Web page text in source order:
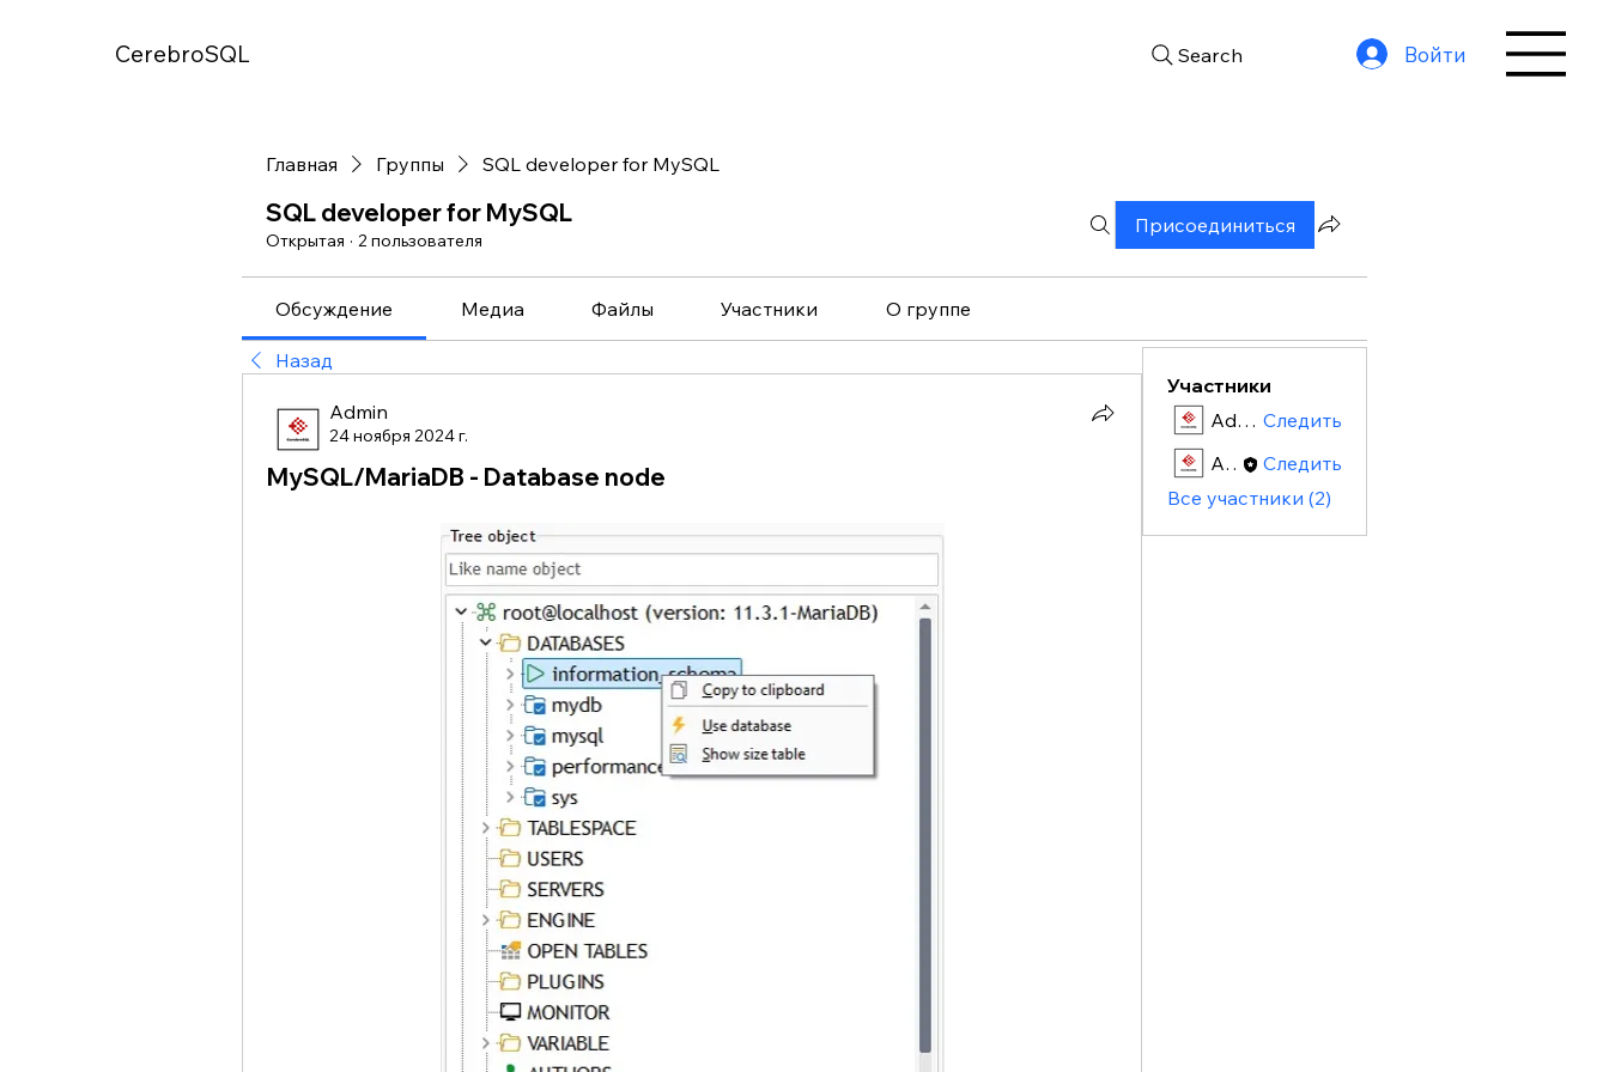
CerebroSQL Search Войти
Главная Группы SQL developer for MySQL
SQL developer for MySQL
Открытая · 2 пользователя
Присоединиться
Обсуждение Медиа Файлы Участники О группе
Назад
Admin
24 ноября 2024 г.
MySQL/MariaDB - Database node
Участники
Admin Следить
Admin
Следить
Все участники (2)